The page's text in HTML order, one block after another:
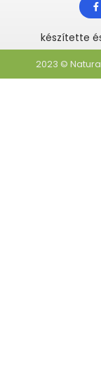
készítette
2023 ©